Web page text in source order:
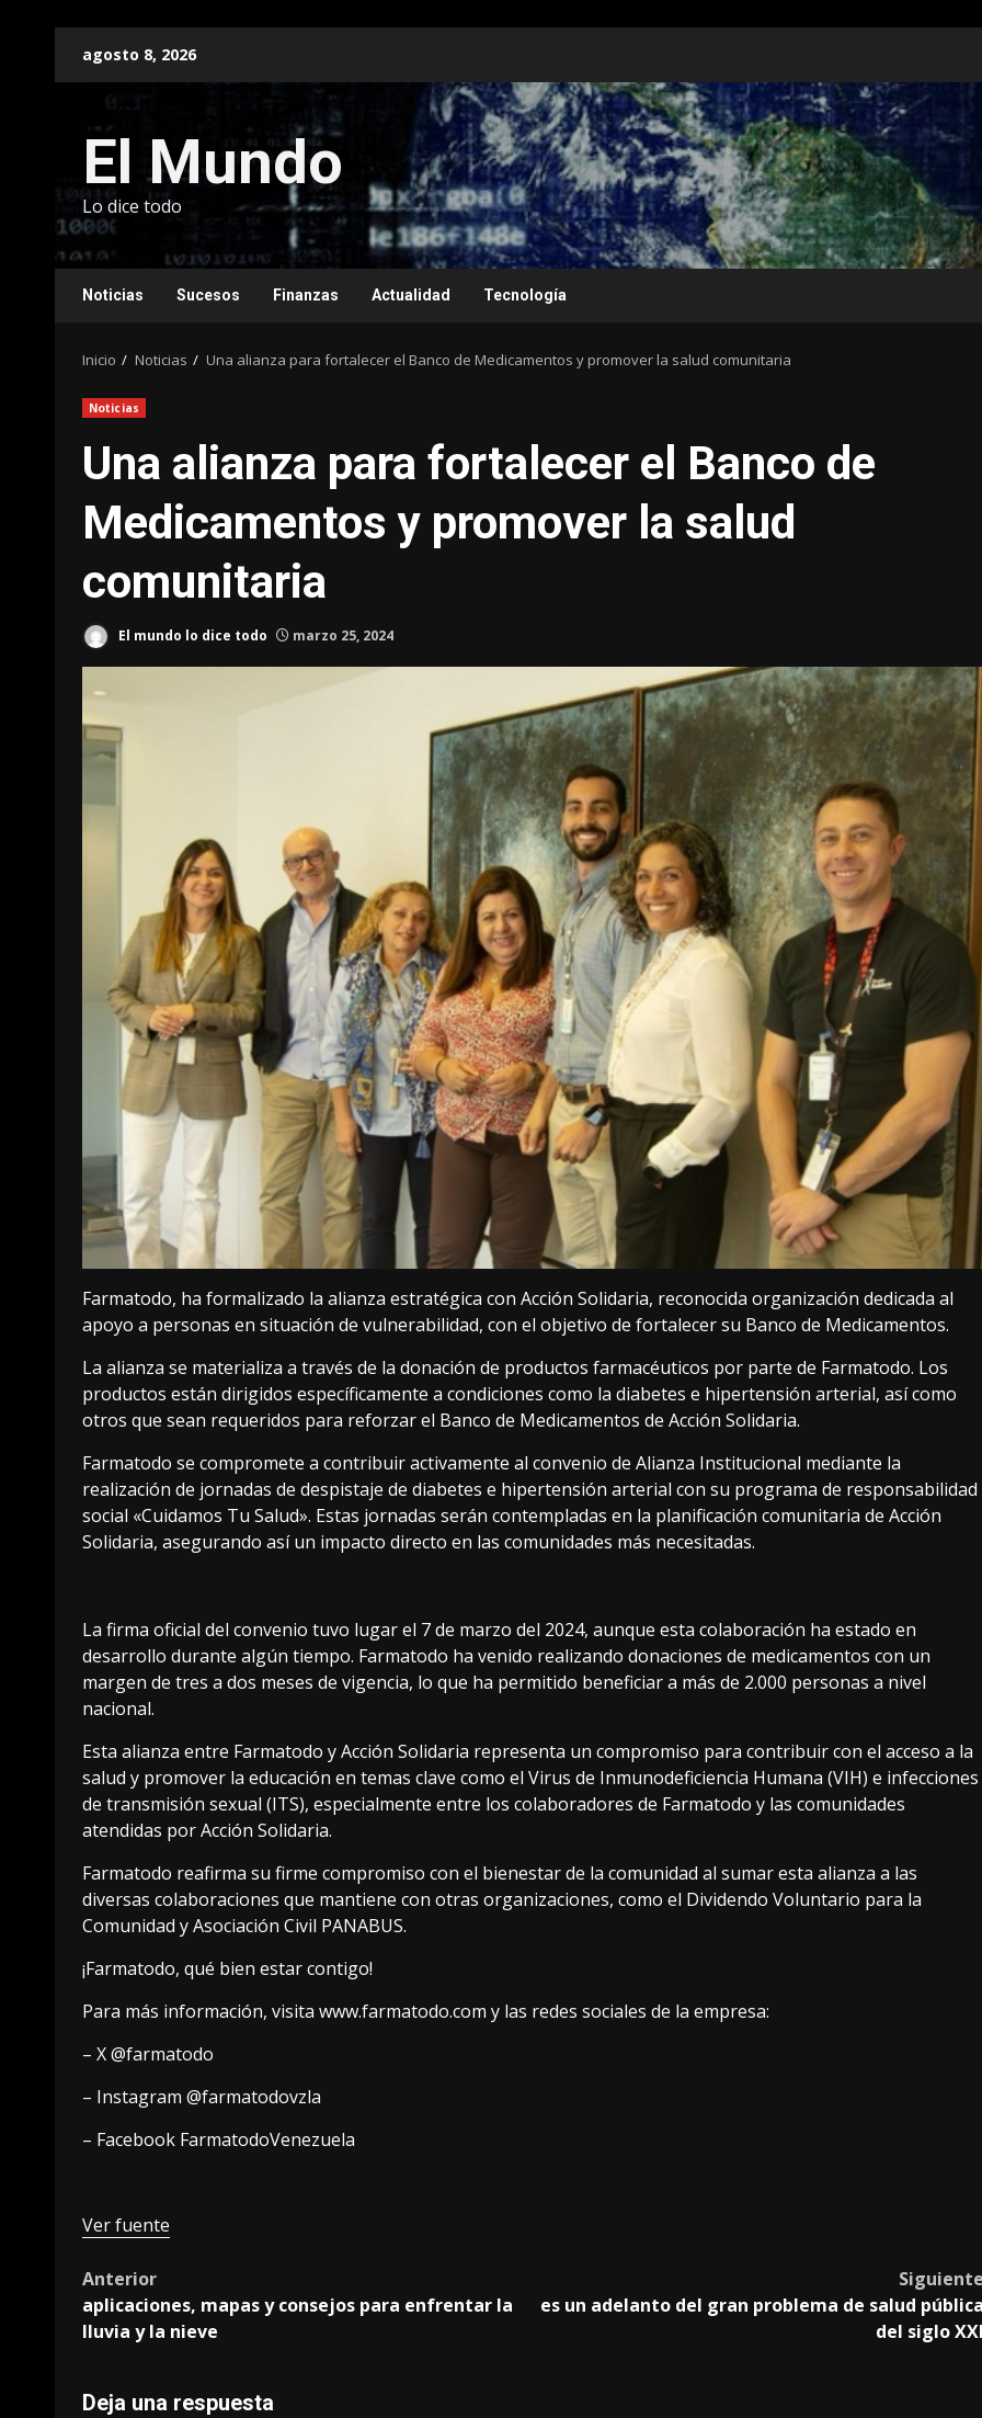
agosto 8, 2026
El Mundo
Lo dice todo
Noticias Sucesos Finanzas Actualidad Tecnología
Inicio Noticias Una alianza para fortalecer el Banco de Medicamentos y promover la salud comunitaria
Noticias
Una alianza para fortalecer el Banco de
Medicamentos y promover la salud
comunitaria
El mundo lo dice todo marzo 25, 2024
Farmatodo, ha formalizado la alianza estratégica con Acción Solidaria, reconocida organización dedicada al
apoyo a personas en situación de vulnerabilidad, con el objetivo de fortalecer su Banco de Medicamentos.
La alianza se materializa a través de la donación de productos farmacéuticos por parte de Farmatodo. Los
productos están dirigidos específicamente a condiciones como la diabetes e hipertensión arterial, así como
otros que sean requeridos para reforzar el Banco de Medicamentos de Acción Solidaria.
Farmatodo se compromete a contribuir activamente al convenio de Alianza Institucional mediante la
realización de jornadas de despistaje de diabetes e hipertensión arterial con su programa de responsabilidad
social «Cuidamos Tu Salud». Estas jornadas serán contempladas en la planificación comunitaria de Acción
Solidaria, asegurando así un impacto directo en las comunidades más necesitadas.
La firma oficial del convenio tuvo lugar el 7 de marzo del 2024, aunque esta colaboración ha estado en
desarrollo durante algún tiempo. Farmatodo ha venido realizando donaciones de medicamentos con un
margen de tres a dos meses de vigencia, lo que ha permitido beneficiar a más de 2.000 personas a nivel
nacional.
Esta alianza entre Farmatodo y Acción Solidaria representa un compromiso para contribuir con el acceso a la
salud y promover la educación en temas clave como el Virus de Inmunodeficiencia Humana (VIH) e infecciones
de transmisión sexual (ITS), especialmente entre los colaboradores de Farmatodo y las comunidades
atendidas por Acción Solidaria.
Farmatodo reafirma su firme compromiso con el bienestar de la comunidad al sumar esta alianza a las
diversas colaboraciones que mantiene con otras organizaciones, como el Dividendo Voluntario para la
Comunidad y Asociación Civil PANABUS.
¡Farmatodo, qué bien estar contigo!
Para más información, visita www.farmatodo.com y las redes sociales de la empresa:
– X @farmatodo
– Instagram @farmatodovzla
– Facebook FarmatodoVenezuela
Ver fuente
Post
navigation
Anterior
aplicaciones, mapas y consejos para enfrentar la
lluvia y la nieve
Siguiente
es un adelanto del gran problema de salud pública
del siglo XXI
Deja una respuesta